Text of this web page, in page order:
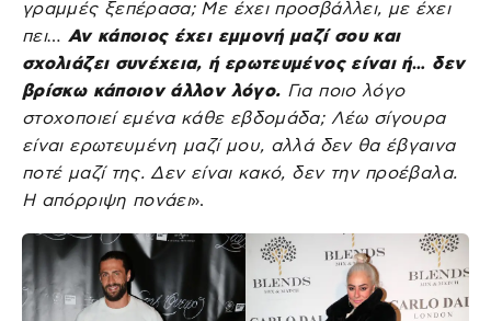
γραμμές ξεπέρασα; Με έχει προσβάλλει, με έχει
πει… Αν κάποιος έχει εμμονή μαζί σου και
σχολιάζει συνέχεια, ή ερωτευμένος είναι ή… δεν
βρίσκω κάποιον άλλον λόγο. Για ποιο λόγο
στοχοποιεί εμένα κάθε εβδομάδα; Λέω σίγουρα
είναι ερωτευμένη μαζί μου, αλλά δεν θα έβγαινα
ποτέ μαζί της. Δεν είναι κακό, δεν την προέβαλα.
Η απόρριψη πονάει».